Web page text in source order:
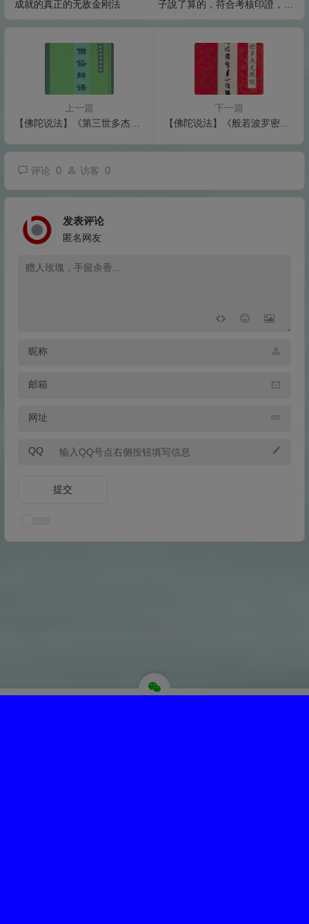
成就的真正的无敌金刚法
子說了算的，符合考核印證，不
是聖者也是聖者；空洞佛學理論
上一篇
【佛陀说法】《第三世多杰羌佛说法僧俗辩语》
下一篇
【佛陀说法】《般若波罗密多心经讲义》
评论 0 访客 0
发表评论
匿名网友
昵称
邮箱
网址
QQ